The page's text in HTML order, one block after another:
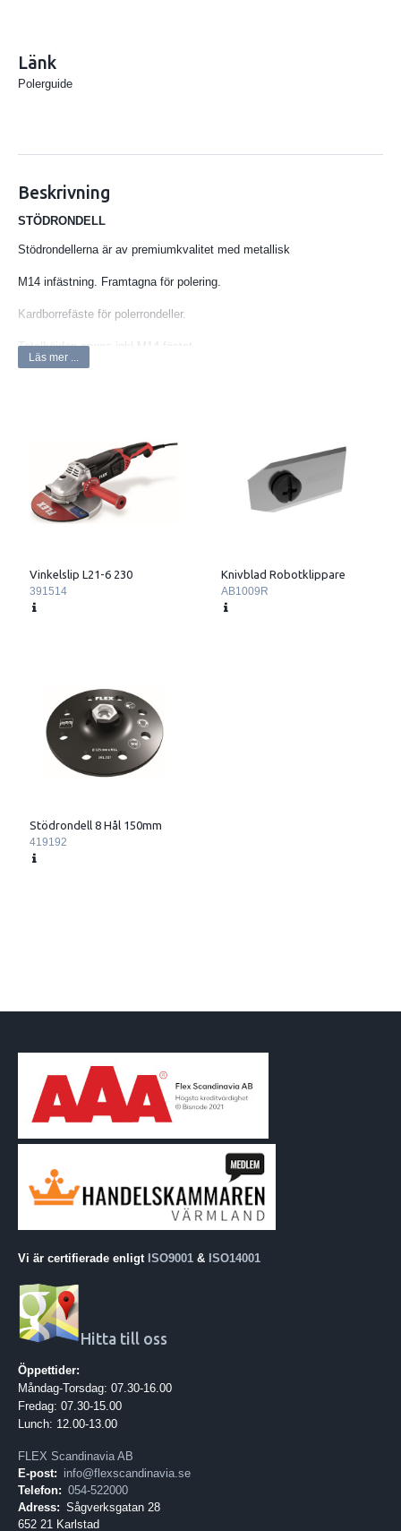
Länk
Polerguide
Beskrivning
STÖDRONDELL
Stödrondellerna är av premiumkvalitet med metallisk
M14 infästning. Framtagna för polering.
Kardborrefäste för polerrondeller.
Totalhöjden anges inkl M14-fästet.
Läs mer ...
Vinkelslip L21-6 230
391514
Knivblad Robotklippare
AB1009R
Stödrondell 8 Hål 150mm
419192
Vi är certifierade enligt ISO9001 & ISO14001
Hitta till oss
Öppettider:
Måndag-Torsdag: 07.30-16.00
Fredag: 07.30-15.00
Lunch: 12.00-13.00
FLEX Scandinavia AB
E-post: info@flexscandinavia.se
Telefon: 054-522000
Adress: Sågverksgatan 28
652 21 Karlstad